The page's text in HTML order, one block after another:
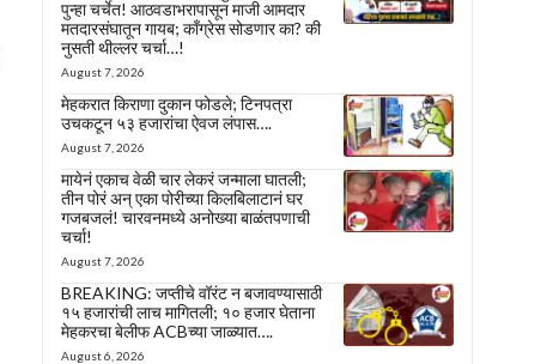
पुन्हा चर्चेत! आठवडाभरापासून माजी आमदार
मतदारसंघातून गायब; काँग्रेस सोडणार का? की
नुसती थील्लर चर्चा…!
August 7, 2026
मेहकरात किराणा दुकान फोडले; टिनपत्रा
उचकटून ५३ हजारांचा ऐवज लंपास….
August 7, 2026
मायेनं एकाच वेळी चार लेकरं जन्माला घातली;
तीन पोरं अन् एका पोरीच्या किलबिलाटानं घर
गजबजलं! चारवनमध्ये अनोख्या बाळंतपणाची
चर्चा!
August 7, 2026
BREAKING: जप्तीचे वॉरंट न बजावण्यासाठी
१५ हजारांची लाच मागितली; १० हजार घेताना
मेहकरचा बेलीफ ACBच्या जाळ्यात….
August 6, 2026